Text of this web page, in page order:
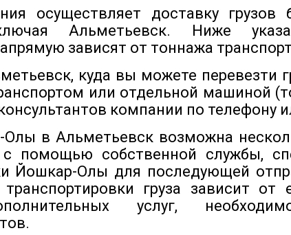
осуществляет доставку
Альметьевск. Ниже
зависят от тоннажа
куда вы можете перевезти
или отдельной машиной
компании по телефону
Олы в Альметьевск возможна
помощью собственной службы,
Йошкар-Олы для последующей
груза зависит от
услуг,